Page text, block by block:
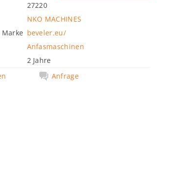
27220
NKO MACHINES
beveler.eu/
Anfasmaschinen
2 Jahre
Anfrage